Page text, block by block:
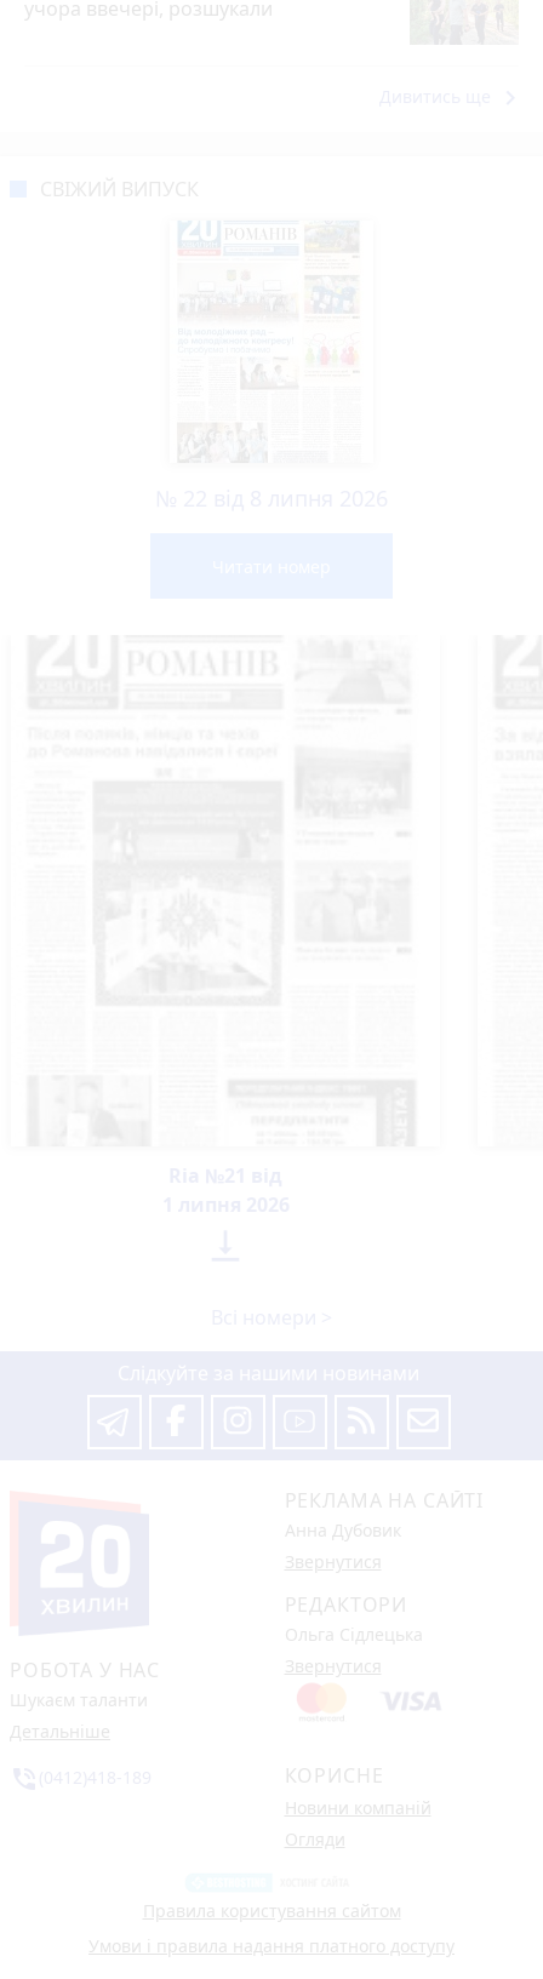
учора ввечері, розшукали
РОБОТА У НАС
Шукаєм таланти
Детальніше
РЕКЛАМА НА САЙТІ
Анна Дубовик
Звернутися
РЕДАКТОРИ
Ольга Сідлецька
Звернутися
КОРИСНЕ
Новини компаній
Огляди
Правила користування сайтом
Умови і правила надання платного доступу